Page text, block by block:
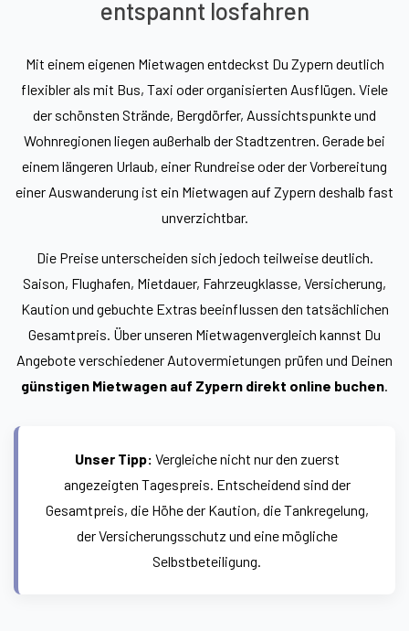
entspannt losfahren
Mit einem eigenen Mietwagen entdeckst Du Zypern deutlich
flexibler als mit Bus, Taxi oder organisierten Ausflügen. Viele
der schönsten Strände, Bergdörfer, Aussichtspunkte und
Wohnregionen liegen außerhalb der Stadtzentren. Gerade bei
einem längeren Urlaub, einer Rundreise oder der Vorbereitung
einer Auswanderung ist ein Mietwagen auf Zypern deshalb fast
unverzichtbar.
Die Preise unterscheiden sich jedoch teilweise deutlich.
Saison, Flughafen, Mietdauer, Fahrzeugklasse, Versicherung,
Kaution und gebuchte Extras beeinflussen den tatsächlichen
Gesamtpreis. Über unseren Mietwagenvergleich kannst Du
Angebote verschiedener Autovermietungen prüfen und Deinen
günstigen Mietwagen auf Zypern direkt online buchen.
Unser Tipp: Vergleiche nicht nur den zuerst
angezeigten Tagespreis. Entscheidend sind der
Gesamtpreis, die Höhe der Kaution, die Tankregelung,
der Versicherungsschutz und eine mögliche
Selbstbeteiligung.